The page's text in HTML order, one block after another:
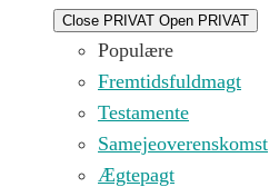
Close PRIVAT Open PRIVAT
Populære
Fremtidsfuldmagt
Testamente
Samejeoverenskomst
Ægtepagt